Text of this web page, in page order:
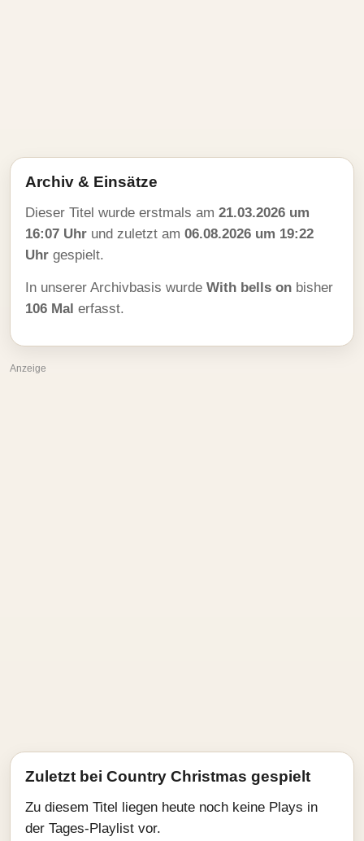
Archiv & Einsätze
Dieser Titel wurde erstmals am 21.03.2026 um
16:07 Uhr und zuletzt am 06.08.2026 um 19:22
Uhr gespielt.
In unserer Archivbasis wurde With bells on bisher
106 Mal erfasst.
Anzeige
Zuletzt bei Country Christmas gespielt
Zu diesem Titel liegen heute noch keine Plays in
der Tages-Playlist vor.